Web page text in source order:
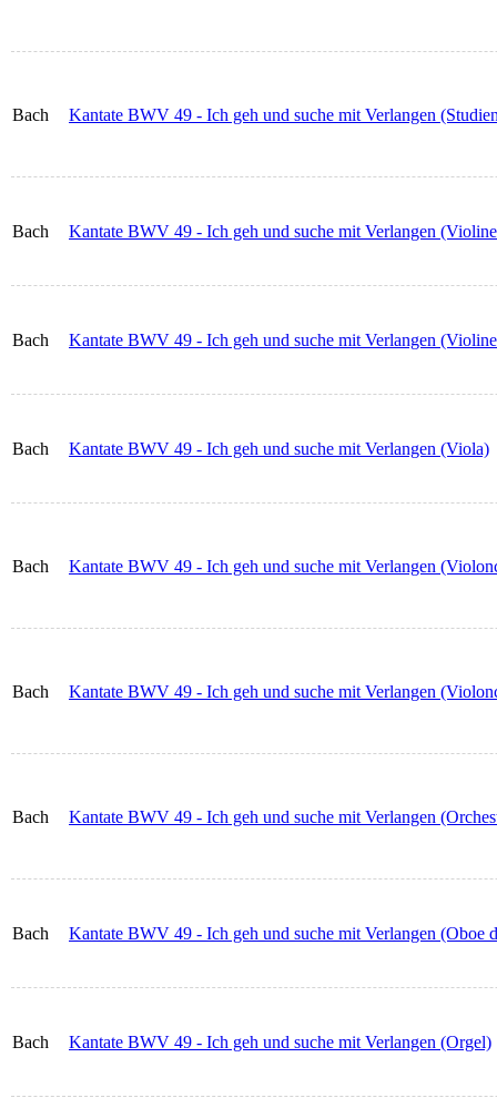
Bach Kantate BWV 49 - Ich geh und suche mit Verlangen
Bach Kantate BWV 49 - Ich geh und suche mit Verlangen
Bach Kantate BWV 49 - Ich geh und suche mit Verlangen
Bach Kantate BWV 49 - Ich geh und suche mit Verlangen (Viola)
Bach Kantate BWV 49 - Ich geh und suche mit Verlangen
Bach Kantate BWV 49 - Ich geh und suche mit Verlangen
Bach Kantate BWV 49 - Ich geh und suche mit Verlangen
Bach Kantate BWV 49 - Ich geh und suche mit Verlangen (Oboe
Bach Kantate BWV 49 - Ich geh und suche mit Verlangen (Orgel)